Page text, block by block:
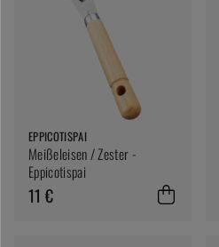
EPPICOTISPAI
Meißeleisen / Zester -
Eppicotispai
11 €